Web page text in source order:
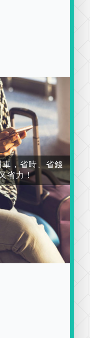
車，省時、省錢
省力！